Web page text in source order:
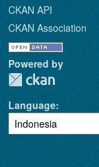
CKAN API
CKAN Association
Powered by
Language